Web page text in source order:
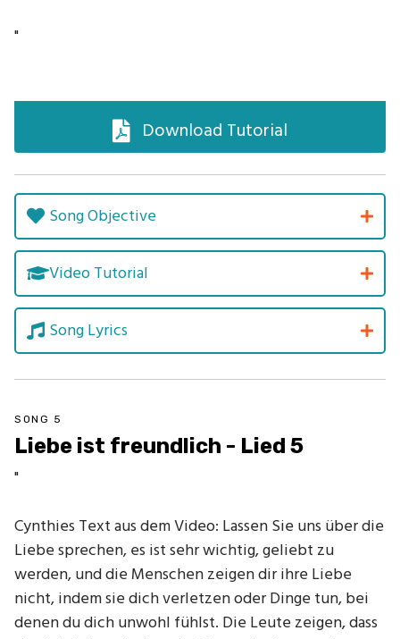
Download Tutorial
"
Song Objective
Video Tutorial
Song Lyrics
SONG 5
Liebe ist freundlich - Lied 5
"
Cynthies Text aus dem Video: Lassen Sie uns über die
Liebe sprechen, es ist sehr wichtig, geliebt zu
werden, und die Menschen zeigen dir ihre Liebe
nicht, indem sie dich verletzen oder Dinge tun, bei
denen du dich unwohl fühlst. Die Leute zeigen, dass